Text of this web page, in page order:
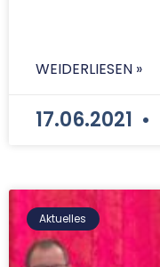
WEIDERLIESEN »
17.06.2021
Aktuelles